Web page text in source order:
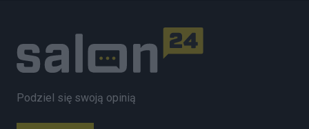
Podziel się swoją opinią